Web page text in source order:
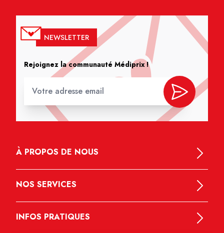
NEWSLETTER
Rejoignez la communauté Médiprix !
À PROPOS DE NOUS
NOS SERVICES
INFOS PRATIQUES